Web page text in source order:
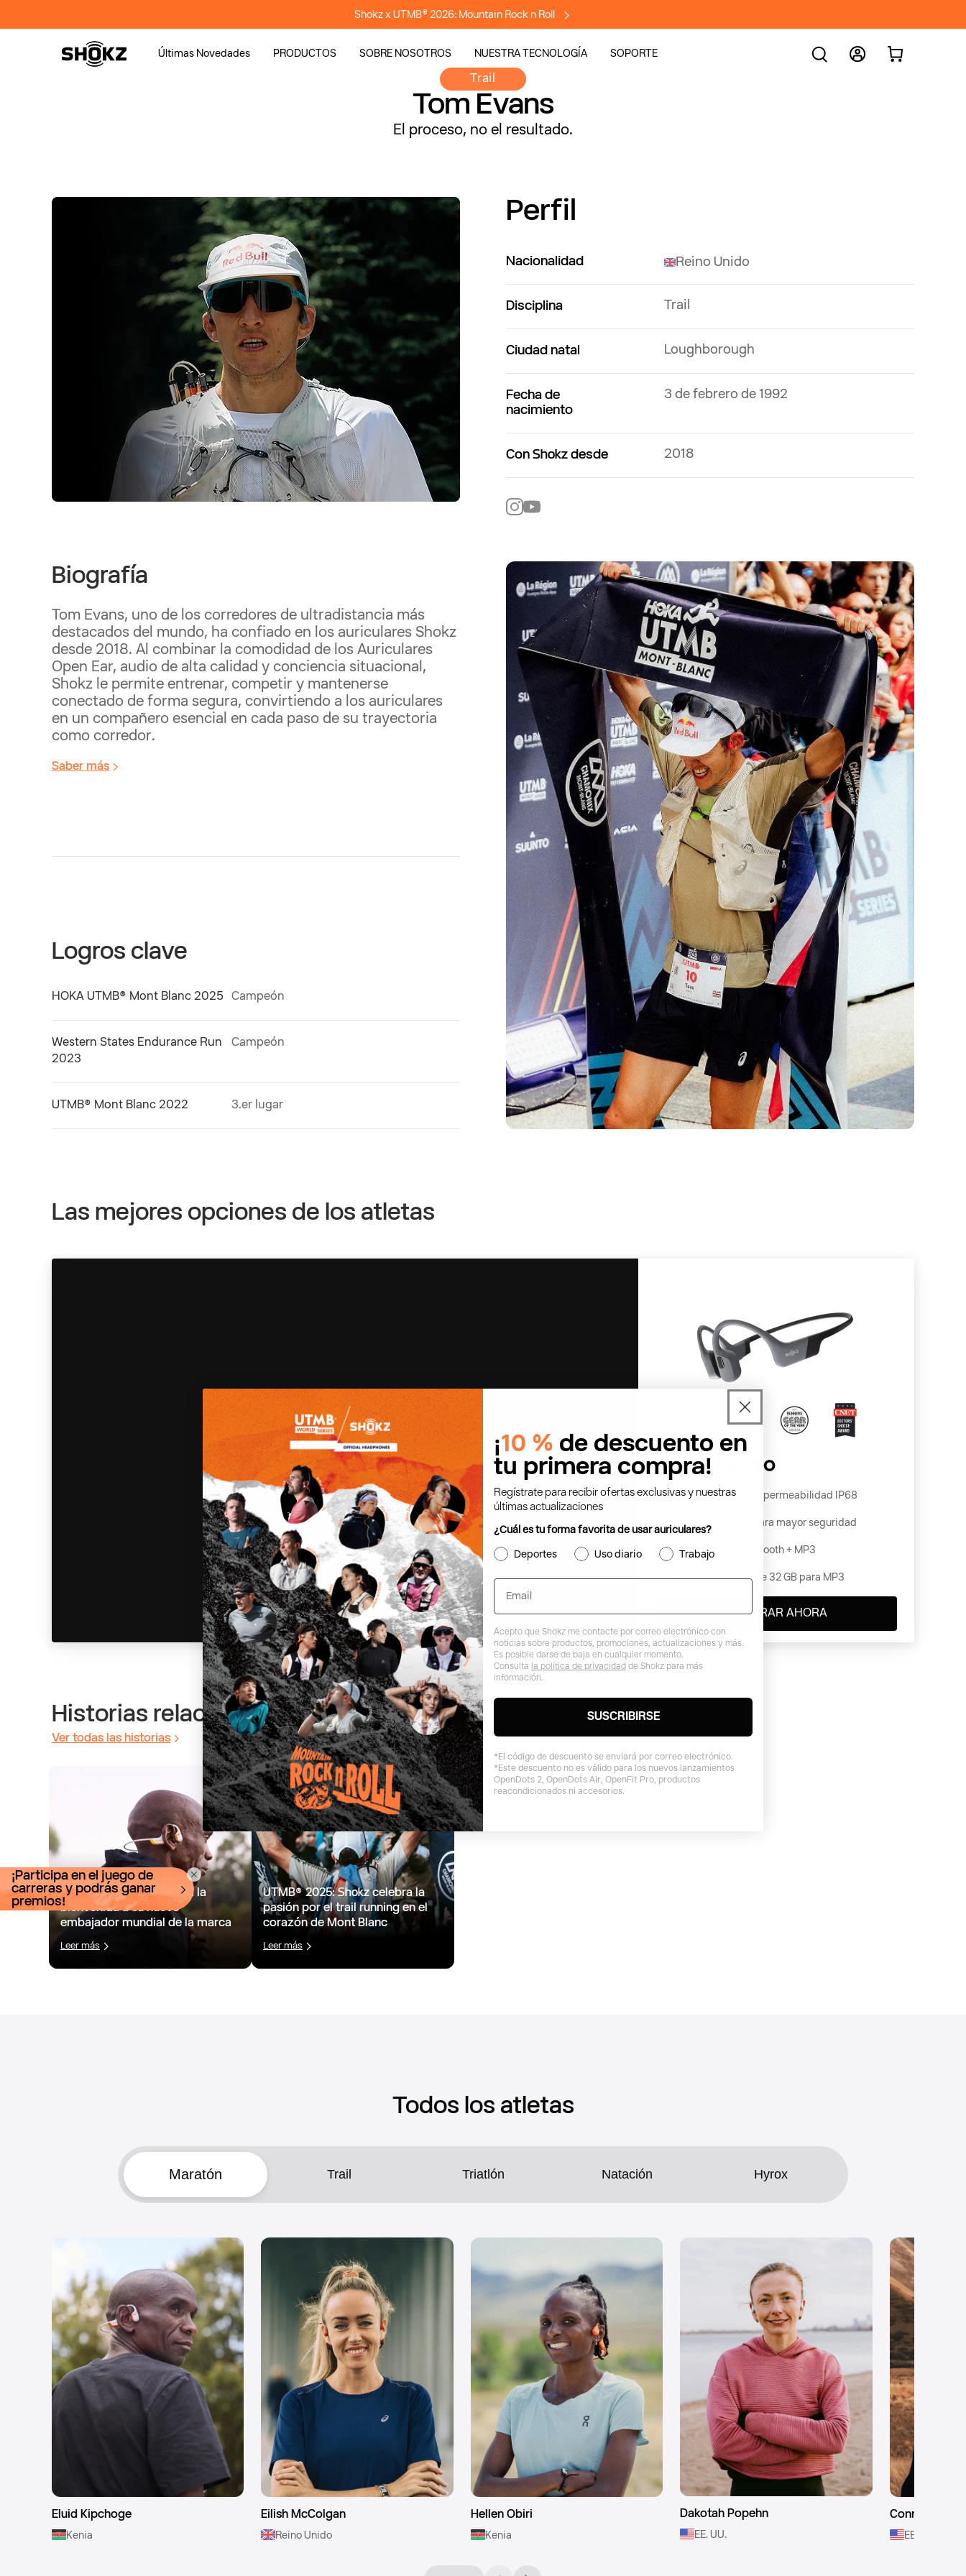
directamente
al contenido
Tu carrito está vacío
¿Tienes una cuenta?
para finalizar tus compras con mayor rapidez.
Shokz x UTMB® 2026: Mountain Rock n Roll
Últimas Novedades PRODUCTOS SOBRE NOSOTROS NUESTRA TECNOLOGÍA SOPORTE
Iniciar
sesión
Carrito
Trail
Tom Evans
El proceso, no el resultado.
Perfil
Nacionalidad Reino Unido
Disciplina Trail
Ciudad natal Loughborough
Fecha de
nacimiento
3 de febrero de 1992
Con Shokz desde 2018
Biografía
Tom Evans, uno de los corredores de ultradistancia más
destacados del mundo, ha confiado en los auriculares Shokz
desde 2018. Al combinar la comodidad de los Auriculares
Open Ear, audio de alta calidad y conciencia situacional,
Shokz le permite entrenar, competir y mantenerse
conectado de forma segura, convirtiendo a los auriculares
en un compañero esencial en cada paso de su trayectoria
como corredor.
Saber más
Logros clave
HOKA UTMB® Mont Blanc 2025 Campeón
Western States Endurance Run
2023
Campeón
UTMB® Mont Blanc 2022 3.er lugar
Las mejores opciones de los atletas
Clasificación de impermeabilidad IP68
Diseño open-ear para mayor seguridad
Modos duales Bluetooth + MP3
Almacenamiento de 32 GB para MP3
COMPRAR AHORA
Historias relacionadas
Ver todas las historias
Eliud Kipchoge: Shokz da la
bienvenida a su nuevo
embajador mundial de la marca
Leer más
UTMB® 2025: Shokz celebra la
pasión por el trail running en el
corazón de Mont Blanc
Leer más
Todos los atletas
Maratón Trail Triatlón Natación Hyrox
Eluid Kipchoge
Kenia
Eilish McColgan
Reino Unido
Hellen Obiri
Kenia
Dakotah Popehn
EE. UU.
Conner Mantz
EE. UU.
¡Participa en el juego de
carreras y podrás ganar
premios!
¡10 % de descuento en
tu primera compra!
Regístrate para recibir ofertas exclusivas y nuestras
últimas actualizaciones
¿Cuál es tu forma favorita de usar auriculares?
Deportes Uso diario Trabajo
Email
Acepto que Shokz me contacte por correo electrónico con
noticias sobre productos, promociones, actualizaciones y más.
Es posible darse de baja en cualquier momento.
Consulta la política de privacidad de Shokz para más
información.
SUSCRIBIRSE
*El código de descuento se enviará por correo electrónico.
*Este descuento no es válido para los nuevos lanzamientos
OpenDots 2, OpenDots Air, OpenFit Pro, productos
reacondicionados ni accesorios.